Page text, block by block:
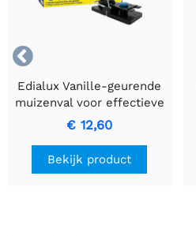

Edialux Vanille-geurende
muizenval voor effectieve
ongediertebestrijding
€ 12,60
Bekijk product